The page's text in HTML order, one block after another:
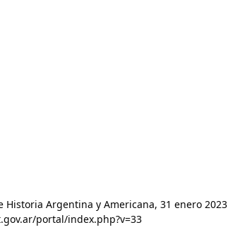
Argentina y Americana, 31 enero 2023
portal/index.php?v=33